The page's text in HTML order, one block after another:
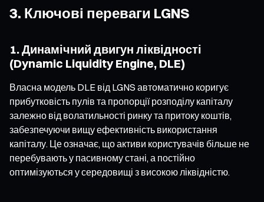
3. Ключові переваги LGNS
1. Динамічний двигун ліквідності
(Dynamic Liquidity Engine, DLE)
Власна модель DLE від LGNS автоматично коригує
прибутковість пулів та пропорції розподілу капіталу
залежно від волатильності ринку та притоку коштів,
забезпечуючи вищу ефективність використання
капіталу. Це означає, що активи користувачів більше не
перебувають у пасивному стані, а постійно
оптимізуються у середовищі з високою ліквідністю.